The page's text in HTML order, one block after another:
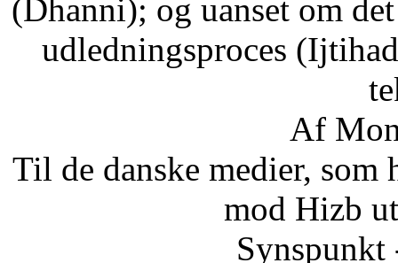
(Dhanni); og uanset om
udledningsproces
Af
Til de danske medier, som
mod Hizb
Synspunkt